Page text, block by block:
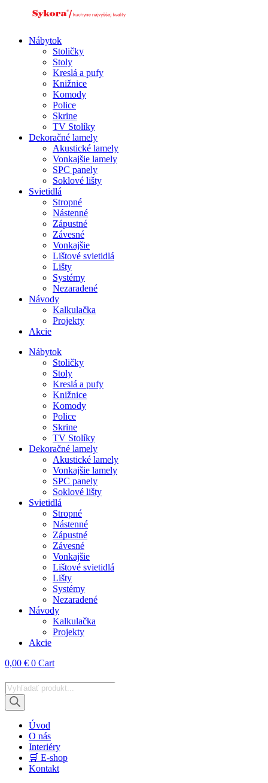
Preskočiť
Nábytok
Stoličky
Stoly
Kreslá a pufy
Knižnice
Komody
Police
Skrine
TV Stolíky
Dekoračné lamely
Akustické lamely
Vonkajšie lamely
SPC panely
Soklové lišty
Svietidlá
Stropné
Nástenné
Zápustné
Závesné
Vonkajšie
Lištové svietidlá
Lišty
Systémy
Nezaradené
Návody
Kalkulačka
Projekty
Akcie
Nábytok
Stoličky
Stoly
Kreslá a pufy
Knižnice
Komody
Police
Skrine
TV Stolíky
Dekoračné lamely
Akustické lamely
Vonkajšie lamely
SPC panely
Soklové lišty
Svietidlá
Stropné
Nástenné
Zápustné
Závesné
Vonkajšie
Lištové svietidlá
Lišty
Systémy
Nezaradené
Návody
Kalkulačka
Projekty
Akcie
0,00 € 0 Cart
Products
search
Úvod
O nás
Interiéry
🛒 E-shop
Kontakt